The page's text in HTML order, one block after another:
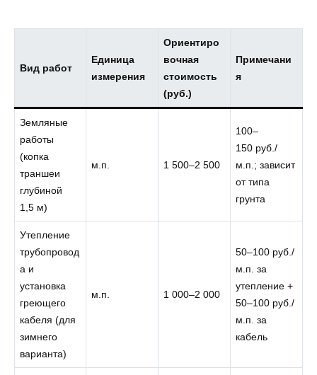
Вид работ
Единица
измерения
Ориентиро
вочная
стоимость
(руб.)
Примечани
я
Земляные
работы
(копка
траншеи
глубиной
1,5 м)
м.п. 1 500–2 500
100–
150 руб./
м.п.; зависит
от типа
грунта
Утепление
трубопровод
а и
установка
греющего
кабеля (для
зимнего
варианта)
м.п. 1 000–2 000
50–100 руб./
м.п. за
утепление +
50–100 руб./
м.п. за
кабель